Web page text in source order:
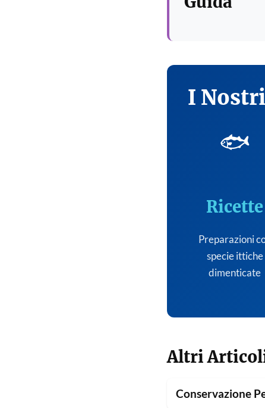
I
🐟
Ricette
Preparazioni
specie ittiche
dimenticate
Altri
Conservazione